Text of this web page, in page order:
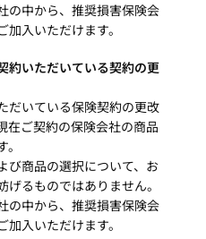
の中から、推奨損害保険会
入いただけます。
約いただいている契約の更
だいている保険契約の更改
在ご契約の保険会社の商品
び商品の選択について、お
げるものではありません。
の中から、推奨損害保険会
入いただけます。